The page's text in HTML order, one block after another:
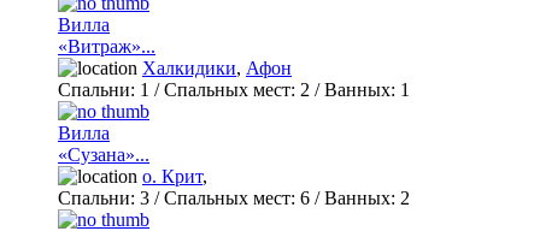
Вилла
«Витраж»...
Халкидики, Афон
Спальни: 1 / Спальных мест: 2 /Ванных: 1
Вилла
«Сузана»...
о. Крит,
Спальни: 3 / Спальных мест: 6 /Ванных: 2